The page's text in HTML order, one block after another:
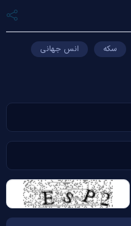
سکه انس جهانی